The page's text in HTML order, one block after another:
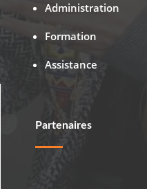
Administration
Formation
Assistance
Partenaires